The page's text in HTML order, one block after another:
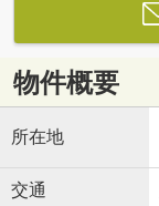
物件概要
所在地
交通